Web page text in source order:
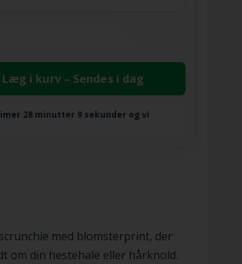
Læg i kurv – Sendes i dag
28 minutter 8 sekunder og vi
med blomsterprint, der
om din hestehale eller hårknold.